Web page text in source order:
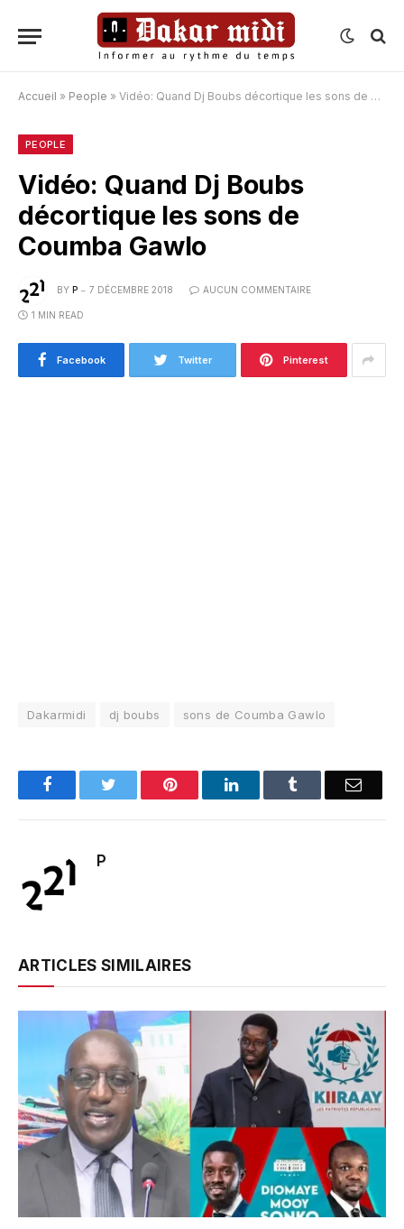
Accueil » People » Vidéo: Quand Dj Boubs décortique les sons de Coumba Gawlo
PEOPLE
Vidéo: Quand Dj Boubs
décortique les sons de
Coumba Gawlo
BY P 7 DÉCEMBRE 2018 AUCUN COMMENTAIRE
1 MIN READ
Facebook Twitter Pinterest
Dakarmidi dj boubs sons de Coumba Gawlo
FacebookTwitter Pinterest LinkedInTumblr Email
P
ARTICLES SIMILAIRES